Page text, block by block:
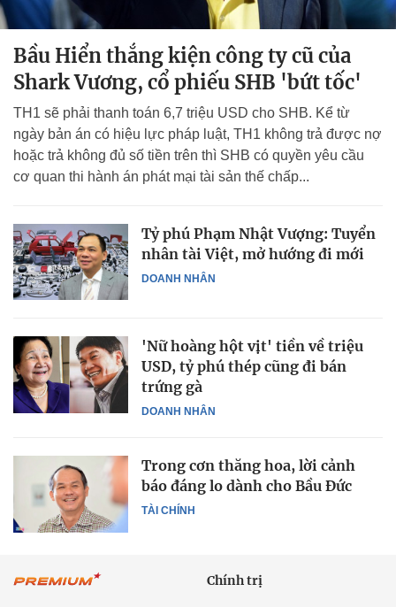
Bầu Hiển thắng kiện công ty cũ của
Shark Vương, cổ phiếu SHB 'bứt tốc'
TH1 sẽ phải thanh toán 6,7 triệu USD cho SHB. Kể từ
ngày bản án có hiệu lực pháp luật, TH1 không trả được nợ
hoặc trả không đủ số tiền trên thì SHB có quyền yêu cầu
cơ quan thi hành án phát mại tài sản thế chấp...
DOANH NHÂN
Tỷ phú Phạm Nhật Vượng: Tuyển
nhân tài Việt, mở hướng đi mới
DOANH NHÂN
'Nữ hoàng hột vịt' tiền về triệu
USD, tỷ phú thép cũng đi bán
trứng gà
TÀI CHÍNH
Trong cơn thăng hoa, lời cảnh
báo đáng lo dành cho Bầu Đức
Chính trị